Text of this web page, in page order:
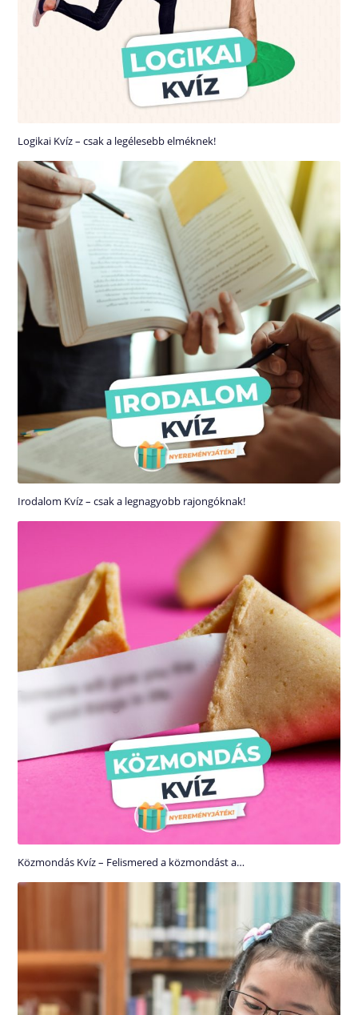
Logikai Kvíz – csak a legélesebb elméknek!
Irodalom Kvíz – csak a legnagyobb rajongóknak!
Közmondás Kvíz – Felismered a közmondást a…